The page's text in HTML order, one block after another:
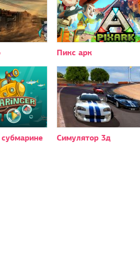
Пикс арк
Симулятор 3д